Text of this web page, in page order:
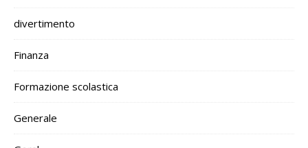
divertimento
Finanza
Formazione scolastica
Generale